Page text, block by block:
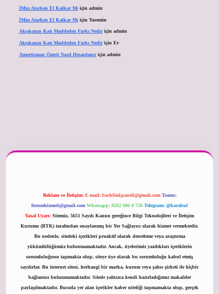
İMza Atarken El Kalkar Mıiçin admin
İMza Atarken El Kalkar Mıiçin Yasemin
Akışkanın Katı Maddeden Farkı Nediriçin admin
Akışkanın Katı Maddeden Farkı Nediriçin Er
Amortisman Ömrü Nasıl Hesaplanıriçin admin
Reklam ve İletişim: E-mail: backlinkpaneli@gmail.com Teams:
forumhizmeti@gmail.com Whatsapp: 0262 606 0 726 Telegram: @karabul
Yasal Uyarı: Sitemiz, 5651 Sayılı Kanun gereğince Bilgi Teknolojileri ve İletişim
Kurumu (BTK) tarafından onaylanmış bir Yer Sağlayıcı olarak hizmet vermektedir.
Bu nedenle, sitedeki içerikleri proaktif olarak denetleme veya araştırma
yükümlülüğümüz bulunmamaktadır. Ancak, üyelerimiz yazdıkları içeriklerin
sorumluluğunu taşımakta olup, siteye üye olarak bu sorumluluğu kabul etmiş
sayılırlar. Bu internet sitesi, herhangi bir marka, kurum veya şahıs şirketi ile hiçbir
bağlantısı bulunmamaktadır. Sitede yalnızca kendi hazırladığımız makaleler
paylaşılmaktadır. Burada yer alan içerikler haber niteliği taşımamakta olup, gerçek